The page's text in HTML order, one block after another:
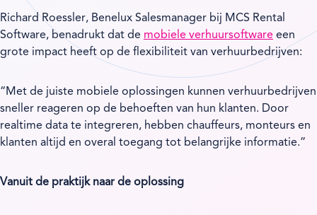
Richard Roessler, Benelux Salesmanager bij MCS Rental
Software, benadrukt dat de mobiele verhuursoftware een
grote impact heeft op de flexibiliteit van verhuurbedrijven:
“Met de juiste mobiele oplossingen kunnen verhuurbedrijven
sneller reageren op de behoeften van hun klanten. Door
realtime data te integreren, hebben chauffeurs, monteurs en
klanten altijd en overal toegang tot belangrijke informatie.”
Vanuit de praktijk naar de oplossing